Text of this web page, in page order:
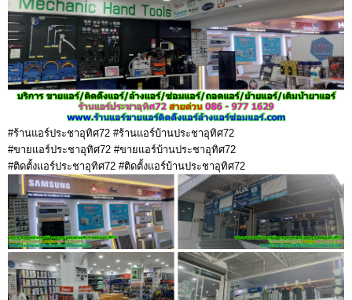
#ร้านแอร์ประชาอุทิศ72 #ร้านแอร์บ้านประชาอุทิศ72
#ขายแอร์ประชาอุทิศ72 #ขายแอร์บ้านประชาอุทิศ72
#ติดตั้งแอร์ประชาอุทิศ72 #ติดตั้งแอร์บ้านประชาอุทิศ72